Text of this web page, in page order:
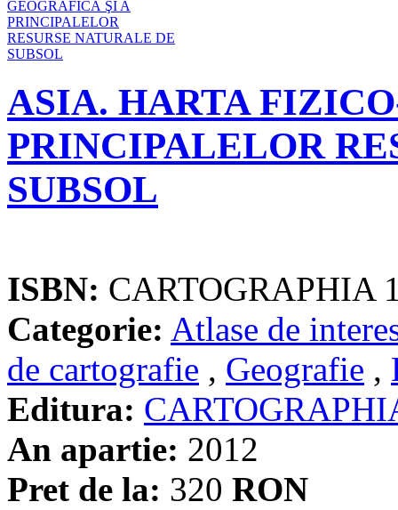
ASIA. HARTA
PRINCIPALELOR
SUBSOL
ISBN: CARTOGRAPHIA
Categorie: Atlase de
de cartografie , Geografie ,
Editura:
An apartie: 2012
Pret de la: 320 RON